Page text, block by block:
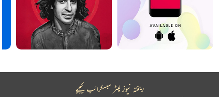
ریختہ نیوز لیٹر سبسکرائب کیجیے